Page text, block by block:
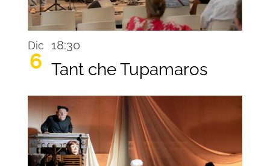
Dic
6
18:30
Tant che Tupamaros